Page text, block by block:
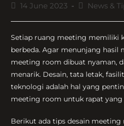
Post14 June 2023
PostNews &
Setiap ruang meeting memiliki
berbeda. Agar menunjang hasil
meeting room dibuat nyaman,
menarik. Desain, tata letak,
teknologi adalah hal yang
meeting room untuk rapat yang
Berikut ada tips desain